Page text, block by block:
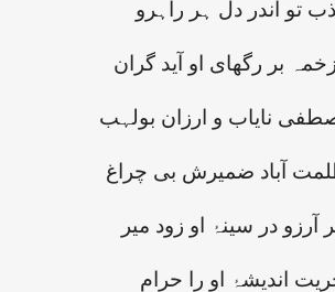
تو اندر دل ہر راہرو
بر رگھای او آید گران
نایاب و ارزان بولہب
آباد ضمیرش بی چراغ
در سینۂ او زود میر
اندیشۂ او را حرام